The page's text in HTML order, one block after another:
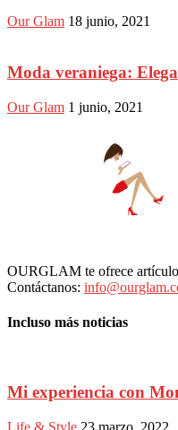
Our Glam 18 junio, 2021
Moda veraniega:
Our Glam 1 junio, 2021
OURGLAM te ofrece
Contáctanos:
Incluso más noticias
Mi experiencia con
Life & Style 23 marzo, 2022